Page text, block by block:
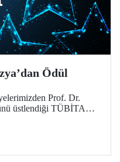
Ödül
Prof. Dr.
üstlendiği TÜBİTAK
Kit Geliştirilmesi” isimli